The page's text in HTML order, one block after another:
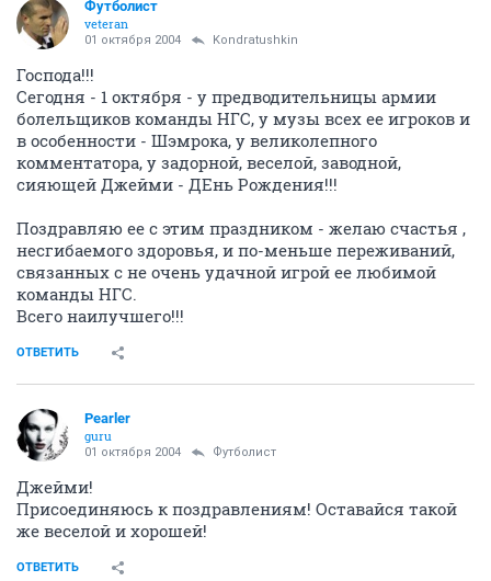
Футболист
veteran
01 октября 2004 Kondratushkin
Господа!!!
Сегодня - 1 октября - у предводительницы армии
болельщиков команды НГС, у музы всех ее игроков и
в особенности - Шэмрока, у великолепного
комментатора, у задорной, веселой, заводной,
сияющей Джейми - ДЕнь Рождения!!!
Поздравляю ее с этим праздником - желаю счастья ,
несгибаемого здоровья, и по-меньше переживаний,
связанных с не очень удачной игрой ее любимой
команды НГС.
Всего наилучшего!!!
ОТВЕТИТЬ
Pearler
guru
01 октября 2004 Футболист
Джейми!
Присоединяюсь к поздравлениям! Оставайся такой
же веселой и хорошей!
ОТВЕТИТЬ